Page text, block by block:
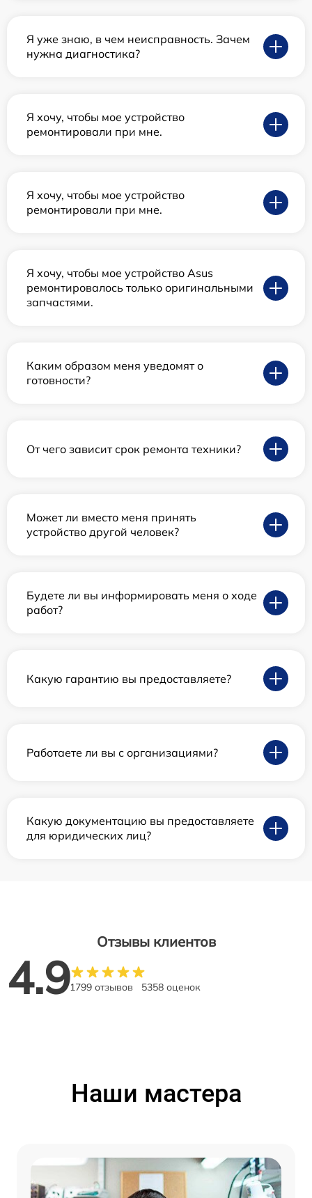
Я уже знаю, в чем неисправность. Зачем
нужна диагностика?
Я хочу, чтобы мое устройство
ремонтировали при мне.
Я хочу, чтобы мое устройство
ремонтировали при мне.
Я хочу, чтобы мое устройство Asus
ремонтировалось только оригинальными
запчастями.
Каким образом меня уведомят о
готовности?
От чего зависит срок ремонта техники?
Может ли вместо меня принять
устройство другой человек?
Будете ли вы информировать меня о ходе
работ?
Какую гарантию вы предоставляете?
Работаете ли вы с организациями?
Какую документацию вы предоставляете
для юридических лиц?
Отзывы клиентов
4.91799 отзывов 5358 оценок
Наши мастера